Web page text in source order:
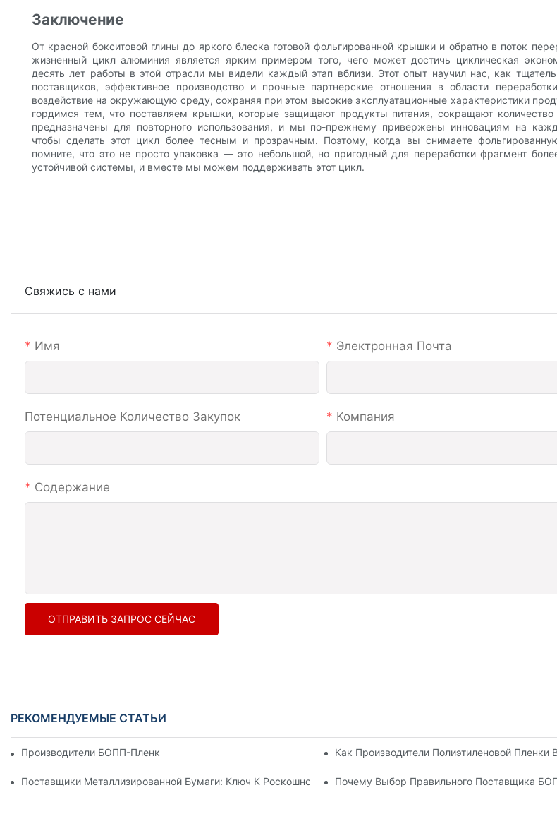
Заключение
От красной бокситовой глины до яркого блеска готовой фольгированной крышки и обратно в поток
жизненный цикл алюминия является ярким примером того, чего может достичь циклическая
десять лет работы в этой отрасли мы видели каждый этап вблизи. Этот опыт научил нас, как
поставщиков, эффективное производство и прочные партнерские отношения в области
воздействие на окружающую среду, сохраняя при этом высокие эксплуатационные характеристики
гордимся тем, что поставляем крышки, которые защищают продукты питания, сокращают количество
предназначены для повторного использования, и мы по-прежнему привержены инновациям на
чтобы сделать этот цикл более тесным и прозрачным. Поэтому, когда вы снимаете
помните, что это не просто упаковка — это небольшой, но пригодный для переработки фрагмент
устойчивой системы, и вместе мы можем поддерживать этот цикл.
Свяжись с нами
Имя Электронная Почта
Потенциальное Количество Закупок Компания
Содержание
ОТПРАВИТЬ ЗАПРОС СЕЙЧАС
РЕКОМЕНДУЕМЫЕ СТАТЬИ
Производители БОПП-Пленки: Основа Гибкой Упаковки Как Производители Полиэтиленовой
Поставщики Металлизированной Бумаги: Ключ К Роскошной УпаковкеПочему Выбор Правильного Поставщика